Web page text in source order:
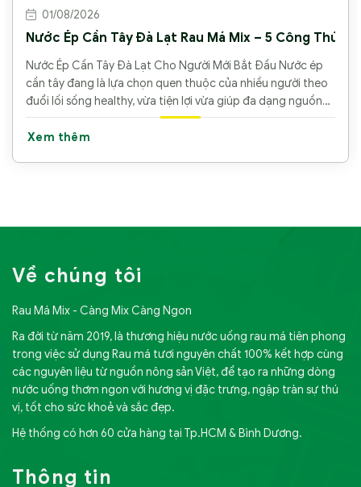
Nước Ép Cần Tây Đà Lạt Rau Má Mix – 5 Công Thức
01/08/2026
Nước Ép Cần Tây Đà Lạt Cho Người Mới Bắt Đầu Nước ép
cần tây đang là lựa chọn quen thuộc của nhiều người theo
đuổi lối sống healthy, vừa tiện lợi vừa giúp đa dạng nguồn
rau trong bữa
Xem thêm
Về chúng tôi
Rau Má Mix - Càng Mix Càng Ngon
Ra đời từ năm 2019, là thương hiệu nước uống rau má tiên phong
trong việc sử dụng Rau má tươi nguyên chất 100% kết hợp cùng
các nguyên liệu từ nguồn nông sản Việt, để tạo ra những dòng
nước uống thơm ngon với hương vị đặc trưng, ngập tràn sự thú
vị, tốt cho sức khoẻ và sắc đẹp.
Hệ thống có hơn 60 cửa hàng tại Tp.HCM & Bình Dương.
Thông tin